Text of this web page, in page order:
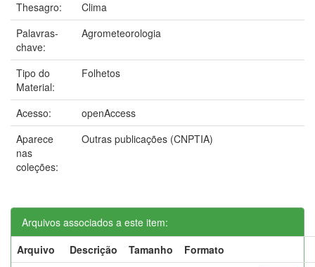
Thesagro:
Clima
Palavras-
chave:
Agrometeorologia
Tipo do
Material:
Folhetos
Acesso:
openAccess
Aparece
nas
coleções:
Outras publicações (CNPTIA)
Arquivos associados a este item:
Arquivo
Descrição Tamanho
Formato